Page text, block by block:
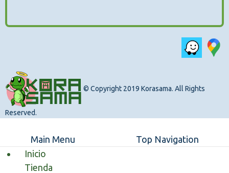
© Copyright 2019 Korasama. All Rights
Reserved.
Main Menu
Top Navigation
Inicio
Tienda